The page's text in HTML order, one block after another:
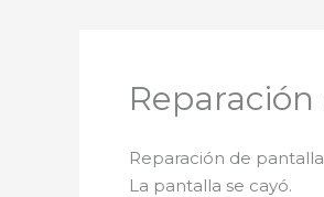
Reparación de
La pantalla se cayó.